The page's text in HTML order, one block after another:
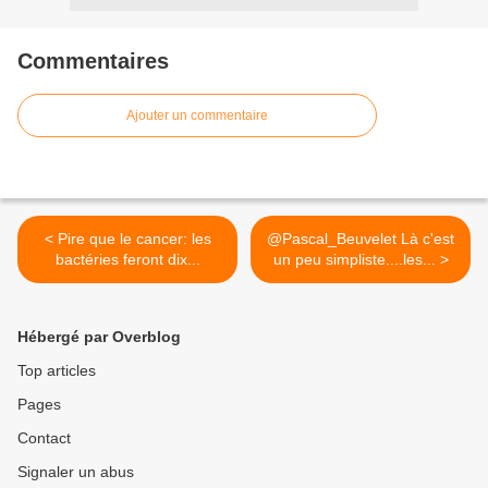
Commentaires
Ajouter un commentaire
< Pire que le cancer: les
bactéries feront dix...
@Pascal_Beuvelet Là c'est
un peu simpliste....les... >
Hébergé par Overblog
Top articles
Pages
Contact
Signaler un abus